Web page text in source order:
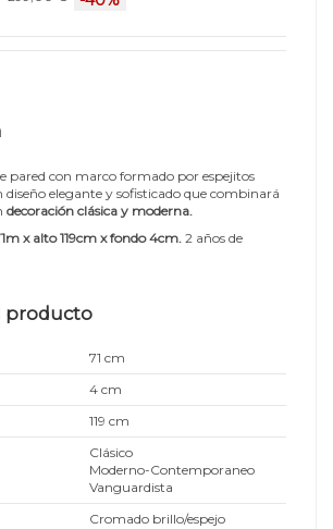
pared con marco formado por espejitos
diseño elegante y sofisticado que combinará
decoración clásica y moderna.
x alto 119cm x fondo 4cm. 2 años de
producto
71 cm
4 cm
119 cm
Clásico
Moderno-Contemporaneo
Vanguardista
Cromado brillo/espejo